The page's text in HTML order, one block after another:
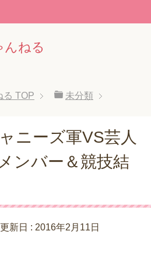
んねる
る TOP 未分類
ニーズ軍VS芸人
ンバー＆競技結
新日 : 2016年2月11日